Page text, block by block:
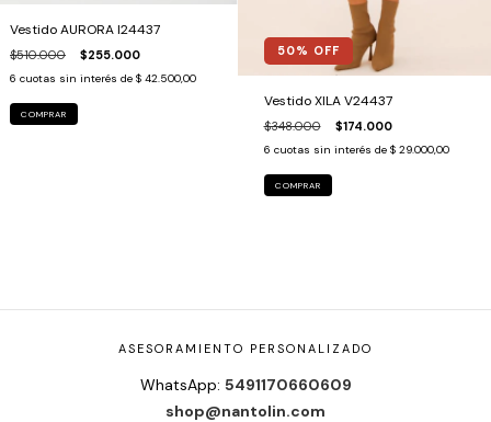
Vestido AURORA I24437
$510.000 $255.000
6 cuotas sin interés de $ 42.500,00
COMPRAR
50% OFF
Vestido XILA V24437
$348.000 $174.000
6 cuotas sin interés de $ 29.000,00
COMPRAR
ASESORAMIENTO PERSONALIZADO
WhatsApp: 5491170660609
shop@nantolin.com